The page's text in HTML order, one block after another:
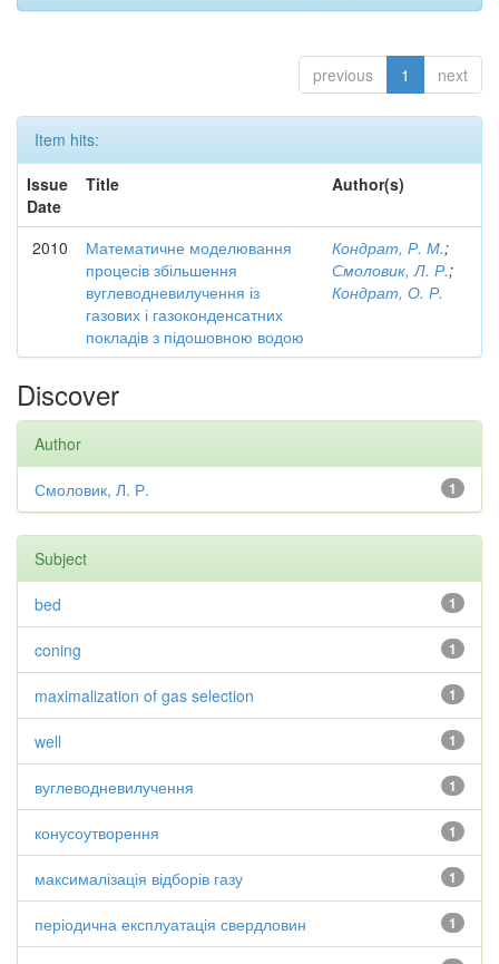
previous 1 next
Item hits:
Issue
Date
Title Author(s)
2010
Математичне моделювання
процесів збільшення
вуглеводневилучення із
газових і газоконденсатних
покладів з підошовною водою
Кондрат, Р. М.;
Смоловик, Л. Р.;
Кондрат, О. Р.
Discover
Author
1
Смоловик, Л. Р.
Subject
1
bed
1
coning
1
maximalization of gas selection
1
well
1
вуглеводневилучення
1
конусоутворення
1
максималізація відборів газу
1
періодична експлуатація свердловин